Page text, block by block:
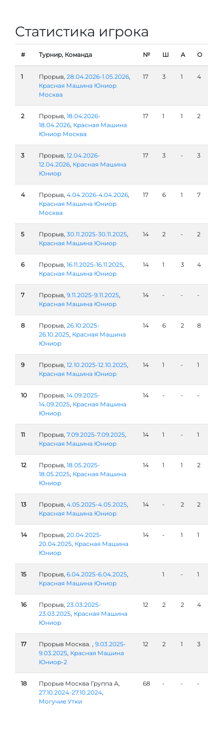
Статистика игрока
# Турнир, Команда № Ш А О
1 Прорыв, 28.04.2026-1.05.2026,
Красная Машина Юниор
Москва
17 3 1 4
2 Прорыв, 18.04.2026-
18.04.2026, Красная Машина
Юниор Москва
17 1 1 2
3 Прорыв, 12.04.2026-
12.04.2026, Красная Машина
Юниор
17 3 - 3
4 Прорыв, 4.04.2026-4.04.2026,
Красная Машина Юниор
Москва
17 6 1 7
5 Прорыв, 30.11.2025-30.11.2025,
Красная Машина Юниор
14 2 - 2
6 Прорыв, 16.11.2025-16.11.2025,
Красная Машина Юниор
14 1 3 4
7 Прорыв, 9.11.2025-9.11.2025,
Красная Машина Юниор
14 - - -
8 Прорыв, 26.10.2025-
26.10.2025, Красная Машина
Юниор
14 6 2 8
9 Прорыв, 12.10.2025-12.10.2025,
Красная Машина Юниор
14 1 - 1
10 Прорыв, 14.09.2025-
14.09.2025, Красная Машина
Юниор
14 - - -
11 Прорыв, 7.09.2025-7.09.2025,
Красная Машина Юниор
14 1 - 1
12 Прорыв, 18.05.2025-
18.05.2025, Красная Машина
Юниор
14 1 1 2
13 Прорыв, 4.05.2025-4.05.2025,
Красная Машина Юниор
14 - 2 2
14 Прорыв, 20.04.2025-
20.04.2025, Красная Машина
Юниор
14 - 1 1
15 Прорыв, 6.04.2025-6.04.2025,
Красная Машина Юниор
1 - 1
16 Прорыв, 23.03.2025-
23.03.2025, Красная Машина
Юниор
12 2 2 4
17 Прорыв Москва. , 9.03.2025-
9.03.2025, Красная Машина
Юниор-2
12 2 1 3
18
Прорыв Москва Группа А,
27.10.2024-27.10.2024,
Могучие Утки
68 - - -